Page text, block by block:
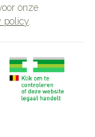
onze
policy